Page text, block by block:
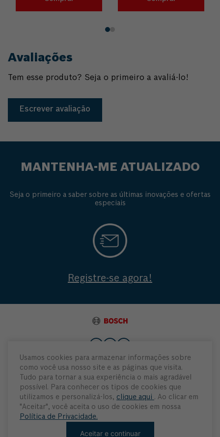
Usamos cookies para armazenar informações sobre
como você usa nosso site e as páginas que visita.
Tudo para tornar a sua experiência o mais agradável
possível. Para conhecer os tipos de cookies que
utilizamos e personalizá-los, clique aqui . Ao clicar em
"Aceitar", você aceita o uso de cookies em nossa
Política de Privacidade.
Aceitar e continuar
Avaliações
Tem esse produto? Seja o primeiro a avaliá-lo!
Escrever avaliação
MANTENHA-ME ATUALIZADO
Seja o primeiro a saber sobre as últimas inovações e ofertas
especiais
Registre-se agora!
Institucional
Atendimento
Minha Conta